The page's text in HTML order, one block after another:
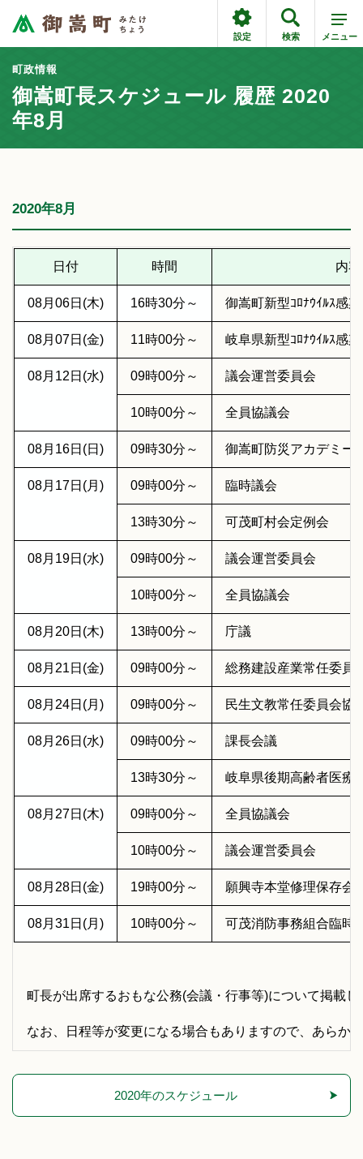
設定 検索 メニュー
町政情報
御嵩町長スケジュール 履歴 2020
年8月
2020年8月
日付 時間 内容
08月06日(木) 16時30分～ 御嵩町新型ｺﾛﾅｳｲﾙｽ感
08月07日(金) 11時00分～ 岐阜県新型ｺﾛﾅｳｲﾙｽ感
08月12日(水) 09時00分～ 議会運営委員会
10時00分～ 全員協議会
08月16日(日) 09時30分～ 御嵩町防災アカデミー
08月17日(月) 09時00分～ 臨時議会
13時30分～ 可茂町村会定例会
08月19日(水) 09時00分～ 議会運営委員会
10時00分～ 全員協議会
08月20日(木) 13時00分～ 庁議
08月21日(金) 09時00分～ 総務建設産業常任委員
08月24日(月) 09時00分～ 民生文教常任委員会協
08月26日(水) 09時00分～ 課長会議
13時30分～ 岐阜県後期高齢者医療
08月27日(木) 09時00分～ 全員協議会
10時00分～ 議会運営委員会
08月28日(金) 19時00分～ 願興寺本堂修理保存会
08月31日(月) 10時00分～ 可茂消防事務組合臨時
町長が出席するおもな公務(会議・行事等)について掲載し
なお、日程等が変更になる場合もありますので、あらか
2020年のスケジュール